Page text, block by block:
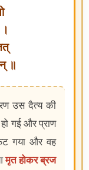
।
॥
उस दैत्य की
गई और प्राण
गया और वह
मृत होकर ब्रज